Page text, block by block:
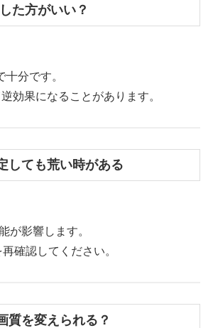
た方がいい？
十分です。
効果になることがあります。
しても荒い時がある
が影響します。
確認してください。
質を変えられる？